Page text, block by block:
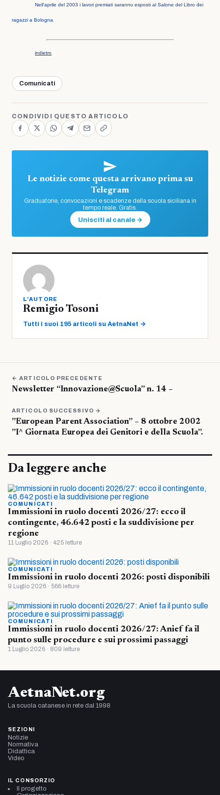
Nell'aprile del 2003 i lavori premiati saranno esposti al Salone del Libro dei
ragazzi a Bologna.
indietro
Comunicati
CONDIVIDI QUESTO ARTICOLO
Le notizie come questa arrivano prima su
Telegram
Graduatorie, convocazioni e scadenze della scuola siciliana in
tempo reale. Gratis.
Unisciti al canale →
L'AUTORE
Remigio Tosoni
Tutti i suoi 195 articoli su AetnaNet →
← ARTICOLO PRECEDENTE
Newsletter “Innovazione@Scuola” n. 14 –
ARTICOLO SUCCESSIVO →
”European Parent Association” – 8 ottobre 2002
”I^ Giornata Europea dei Genitori e della Scuola”.
Da leggere anche
COMUNICATI
Immissioni in ruolo docenti 2026/27: ecco il
contingente, 46.642 posti e la suddivisione per
regione
11 Luglio 2026 · 425 letture
COMUNICATI
Immissioni in ruolo docenti 2026: posti disponibili
9 Luglio 2026 · 566 letture
COMUNICATI
Immissioni in ruolo docenti 2026/27: Anief fa il
punto sulle procedure e sui prossimi passaggi
1 Luglio 2026 · 809 letture
AetnaNet.org
La scuola catanese in rete dal 1998
SEZIONI
Notizie
Normativa
Didattica
Video
IL CONSORZIO
Il progetto